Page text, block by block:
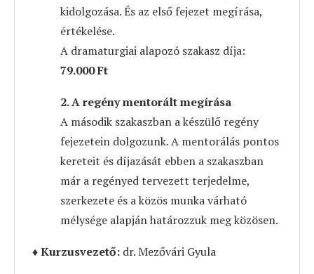
kidolgozása. És az első fejezet megírása,
értékelése.
A dramaturgiai alapozó szakasz díja:
79.000 Ft
2. A regény mentorált megírása
A második szakaszban a készülő regény
fejezetein dolgozunk. A mentorálás pontos
kereteit és díjazását ebben a szakaszban
már a regényed tervezett terjedelme,
szerkezete és a közös munka várható
mélysége alapján határozzuk meg közösen.
♦Kurzusvezető: dr. Mezővári Gyula